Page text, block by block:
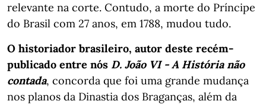
relevante na corte. Contudo, a morte do Príncipe
do Brasil com 27 anos, em 1788, mudou tudo.
O historiador brasileiro, autor deste recém-
publicado entre nós D. João VI - A História não
contada, concorda que foi uma grande mudança
nos planos da Dinastia dos Braganças, além da